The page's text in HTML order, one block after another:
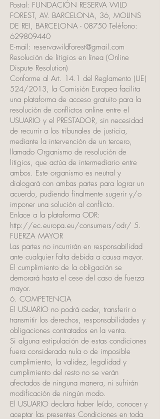
Postal: FUNDACIÓN RESERVA WILD
FOREST, AV. BARCELONA, 36, MOLINS
DE REI, BARCELONA - 08750 Teléfono:
629809440
E-mail: reservawildforest@gmail.com
Resolución de litigios en línea (Online
Dispute Resolution)
Conforme al Art. 14.1 del Reglamento (UE)
524/2013, la Comisión Europea facilita
una plataforma de acceso gratuito para la
resolución de conflictos online entre el
USUARIO y el PRESTADOR, sin necesidad
de recurrir a los tribunales de justicia,
mediante la intervención de un tercero,
llamado Organismo de resolución de
litigios, que actúa de intermediario entre
ambos. Este organismo es neutral y
dialogará con ambas partes para lograr un
acuerdo, pudiendo finalmente sugerir y/o
imponer una solución al conflicto.
Enlace a la plataforma ODR:
http://ec.europa.eu/consumers/odr/ 5.
FUERZA MAYOR
Las partes no incurrirán en responsabilidad
ante cualquier falta debida a causa mayor.
El cumplimiento de la obligación se
demorará hasta el cese del caso de fuerza
mayor.
6. COMPETENCIA
El USUARIO no podrá ceder, transferir o
transmitir los derechos, responsabilidades y
obligaciones contratados en la venta.
Si alguna estipulación de estas condiciones
fuera considerada nula o de imposible
cumplimiento, la validez, legalidad y
cumplimiento del resto no se verán
afectados de ninguna manera, ni sufrirán
modificación de ningún modo.
El USUARIO declara haber leído, conocer y
aceptar las presentes Condiciones en toda